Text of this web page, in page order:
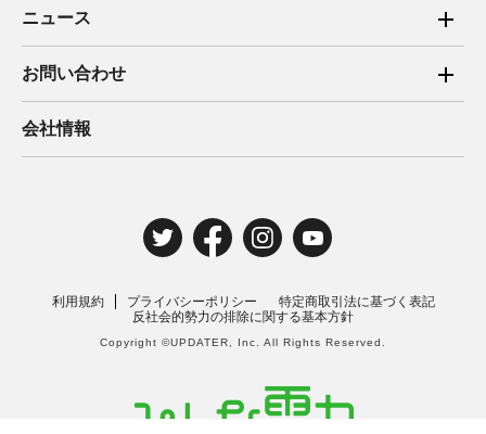
ご家庭向け電力サービス
法人向け脱炭素サービス
住宅用太陽光売電 卒FIT
ニュース
2025年
2024年
2019年
お問い合わせ
ご家庭向け電力サービス・卒FIT電気の売電
法人向け脱炭素サービス・新電力向けサービス
電気工事のお申込み
会社情報
利用規約 プライバシーポリシー
特定商取引法に基づく表記
反社会的勢力の排除に関する基本方針
Copyright ©UPDATER, Inc. All Rights Reserved.